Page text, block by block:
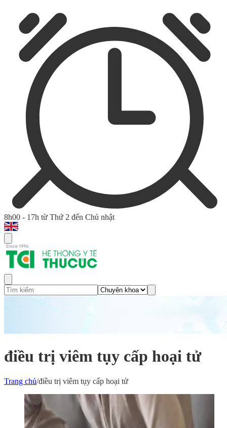
8h00 - 17h từ Thứ 2 đến Chủ nhật
điều trị viêm tụy cấp hoại tử
Trang chủ/điều trị viêm tụy cấp hoại tử